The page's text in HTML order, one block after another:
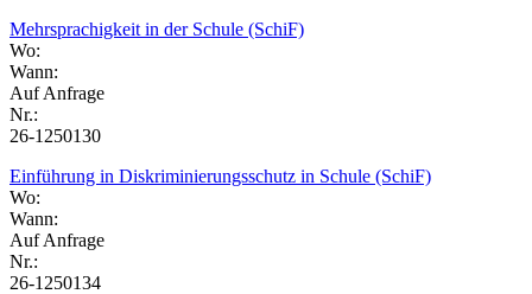
Mehrsprachigkeit in der Schule (SchiF)
Wo:
Wann:
Auf Anfrage
Nr.:
26-1250130
Einführung in Diskriminierungsschutz in Schule (SchiF)
Wo:
Wann:
Auf Anfrage
Nr.:
26-1250134